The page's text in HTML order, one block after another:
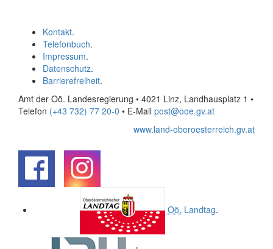
Kontakt.
Telefonbuch.
Impressum.
Datenschutz.
Barrierefreiheit.
Amt der Oö. Landesregierung • 4021 Linz, Landhausplatz 1 •
Telefon (+43 732) 77 20-0 • E-Mail post@ooe.gv.at
www.land-oberoesterreich.gv.at
Oö. Landtag.